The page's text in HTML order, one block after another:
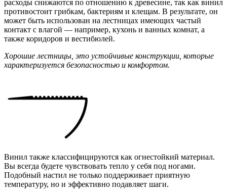
расходы снижаются по отношению к древесине, так как винил
противостоит грибкам, бактериям и клещам. В результате, он
может быть использован на лестницах имеющих частый
контакт с влагой — например, кухонь и ванных комнат, а
также коридоров и вестибюлей.
Хорошие лестницы, это устойчивые конструкции, которые
характеризуется безопасностью и комфортом.
Винил также классифицируются как огнестойкий материал.
Вы всегда будете чувствовать тепло у себя под ногами.
Подобный настил не только поддерживает приятную
температуру, но и эффективно подавляет шаги.